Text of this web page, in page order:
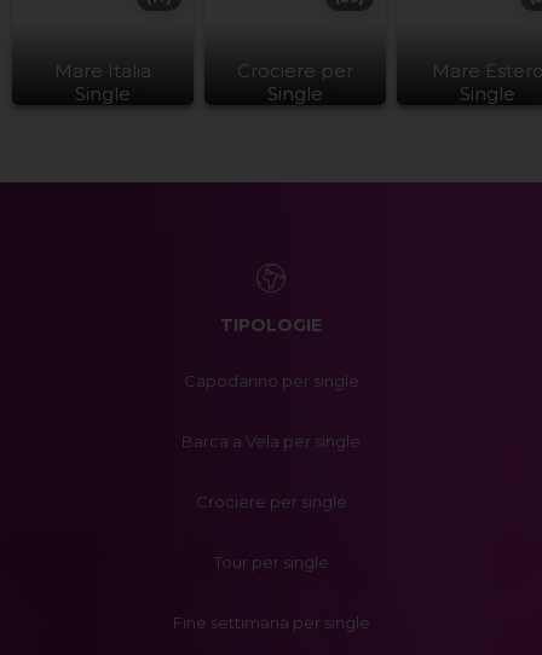
Mare Italia
Single
Crociere per
Single
Mare
Single
TIPOLOGIE
Capodanno per single
Barca a Vela per single
Crociere per single
Tour per single
Fine settimana per single